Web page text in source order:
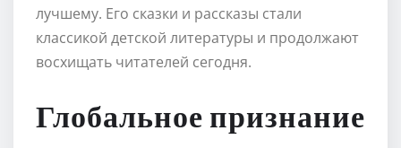
лучшему. Его сказки и рассказы стали
классикой детской литературы и продолжают
восхищать читателей сегодня.
Глобальное признание